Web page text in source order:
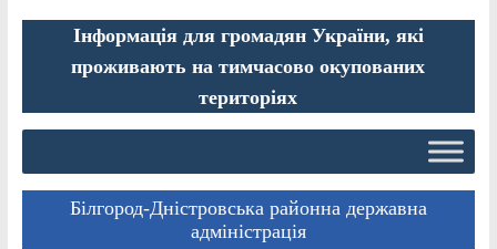
Інформація для громадян України, які
проживають на тимчасово окупованих
територіях
Білгород-Дністровська районна державна
адміністрація